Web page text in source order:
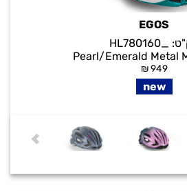
EGOS
_HL780160
Pearl/Emerald Metal
₪949
new